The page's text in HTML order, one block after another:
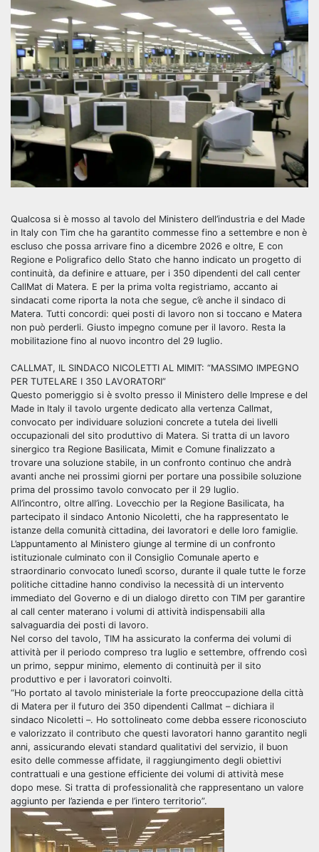
Qualcosa si è mosso al tavolo del Ministero dell’industria e del Made
in Italy con Tim che ha garantito commesse fino a settembre e non è
escluso che possa arrivare fino a dicembre 2026 e oltre, E con
Regione e Poligrafico dello Stato che hanno indicato un progetto di
continuità, da definire e attuare, per i 350 dipendenti del call center
CallMat di Matera. E per la prima volta registriamo, accanto ai
sindacati come riporta la nota che segue, c’è anche il sindaco di
Matera. Tutti concordi: quei posti di lavoro non si toccano e Matera
non può perderli. Giusto impegno comune per il lavoro. Resta la
mobilitazione fino al nuovo incontro del 29 luglio.
CALLMAT, IL SINDACO NICOLETTI AL MIMIT: “MASSIMO IMPEGNO
PER TUTELARE I 350 LAVORATORI”
Questo pomeriggio si è svolto presso il Ministero delle Imprese e del
Made in Italy il tavolo urgente dedicato alla vertenza Callmat,
convocato per individuare soluzioni concrete a tutela dei livelli
occupazionali del sito produttivo di Matera. Si tratta di un lavoro
sinergico tra Regione Basilicata, Mimit e Comune finalizzato a
trovare una soluzione stabile, in un confronto continuo che andrà
avanti anche nei prossimi giorni per portare una possibile soluzione
prima del prossimo tavolo convocato per il 29 luglio.
All’incontro, oltre all’ing. Lovecchio per la Regione Basilicata, ha
partecipato il sindaco Antonio Nicoletti, che ha rappresentato le
istanze della comunità cittadina, dei lavoratori e delle loro famiglie.
L’appuntamento al Ministero giunge al termine di un confronto
istituzionale culminato con il Consiglio Comunale aperto e
straordinario convocato lunedì scorso, durante il quale tutte le forze
politiche cittadine hanno condiviso la necessità di un intervento
immediato del Governo e di un dialogo diretto con TIM per garantire
al call center materano i volumi di attività indispensabili alla
salvaguardia dei posti di lavoro.
Nel corso del tavolo, TIM ha assicurato la conferma dei volumi di
attività per il periodo compreso tra luglio e settembre, offrendo così
un primo, seppur minimo, elemento di continuità per il sito
produttivo e per i lavoratori coinvolti.
“Ho portato al tavolo ministeriale la forte preoccupazione della città
di Matera per il futuro dei 350 dipendenti Callmat – dichiara il
sindaco Nicoletti –. Ho sottolineato come debba essere riconosciuto
e valorizzato il contributo che questi lavoratori hanno garantito negli
anni, assicurando elevati standard qualitativi del servizio, il buon
esito delle commesse affidate, il raggiungimento degli obiettivi
contrattuali e una gestione efficiente dei volumi di attività mese
dopo mese. Si tratta di professionalità che rappresentano un valore
aggiunto per l’azienda e per l’intero territorio”.